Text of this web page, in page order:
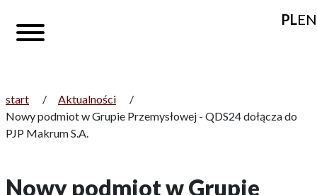
PLEN
start / Aktualności
/
Nowy podmiot w Grupie Przemysłowej - QDS24 dołącza do
PJP Makrum S.A.
Nowy podmiot w Grupie